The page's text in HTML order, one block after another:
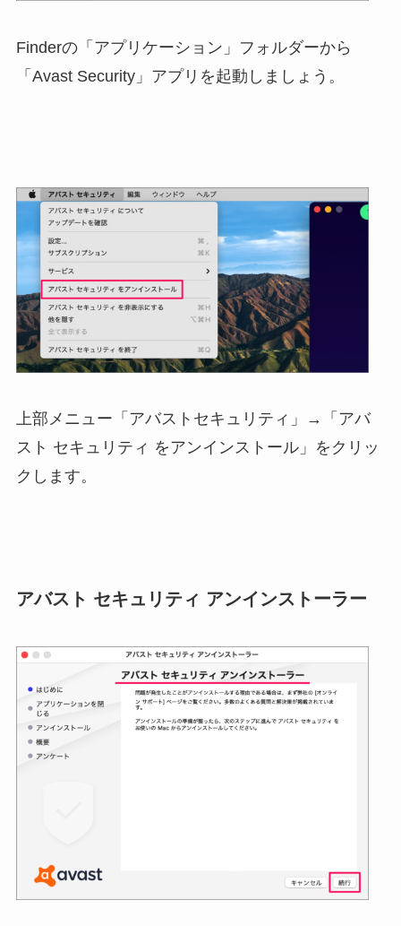
Finderの「アプリケーション」フォルダーから
「Avast Security」アプリを起動しましょう。
上部メニュー「アバストセキュリティ」→「アバ
スト セキュリティ をアンインストール」をクリッ
クします。
アバスト セキュリティ アンインストーラー